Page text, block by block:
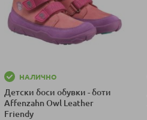
НАЛИЧНО
Детски боси обувки - боти
Affenzahn Owl Leather
Friendy